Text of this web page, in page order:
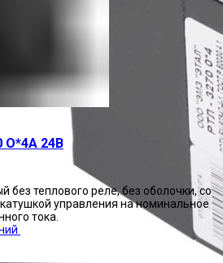
О*4А 24В
без теплового реле, без оболочки, со
управления на номинальное
тока.